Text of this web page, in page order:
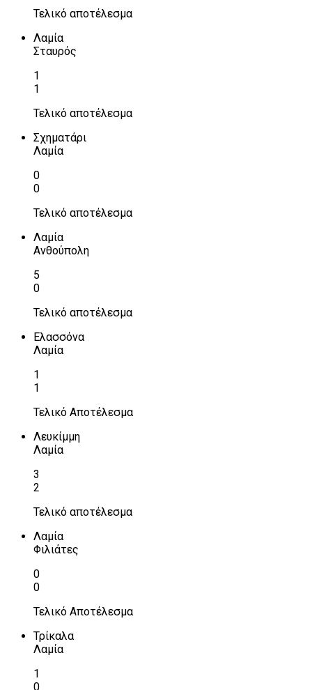
Τελικό αποτέλεσμα
Λαμία
Σταυρός
1
1
Τελικό αποτέλεσμα
Σχηματάρι
Λαμία
0
0
Τελικό αποτέλεσμα
Λαμία
Ανθούπολη
5
0
Τελικό αποτέλεσμα
Ελασσόνα
Λαμία
1
1
Τελικό Αποτέλεσμα
Λευκίμμη
Λαμία
3
2
Τελικό αποτέλεσμα
Λαμία
Φιλιάτες
0
0
Τελικό Αποτέλεσμα
Τρίκαλα
Λαμία
1
0